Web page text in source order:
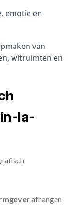
emotie en
van
witruimten en
la-
afhangen